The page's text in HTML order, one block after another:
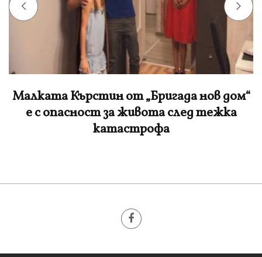
Малката Кърстин от „Бригада нов дом“
е с опасност за живота след тежка
катастрофа